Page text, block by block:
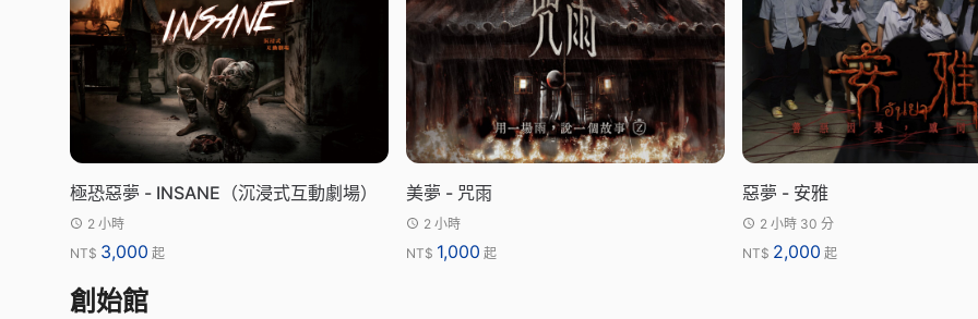
極恐惡夢 - INSANE（沉浸式互動劇場）
2 小時
NT$ 3,000 起
美夢 - 咒雨
2 小時
NT$ 1,000 起
惡夢 - 安雅
2 小時 30 分
NT$ 2,000 起
創始館